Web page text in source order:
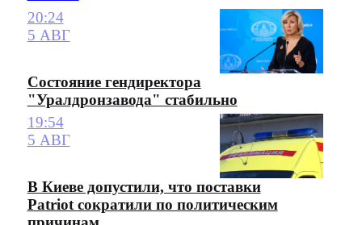
20:24
5 АВГ
Состояние гендиректора
"Уралдронзавода" стабильно
19:54
5 АВГ
В Киеве допустили, что поставки
Patriot сократили по политическим